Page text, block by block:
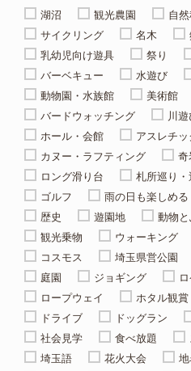
湖沼 観光農園 自
サイクリング
名木
乳幼児向け遊具
祭り
バーベキュー
水遊び
動物園・水族館
美術館
バードウォッチング
川
ホール・会館
アスレチッ
カヌー・ラフティング
奇
ロング滑り台
札所巡り・
ゴルフ
雨の日も楽しめる
歴史
遊園地 動物
観光乗物
ウォーキング
コスモス
埼玉県営公園
庭園
ジョギング
ロープウェイ
ホタル観賞
ドライブ
ドッグラン
社会見学
食べ放題
埼玉語
花火大会 地